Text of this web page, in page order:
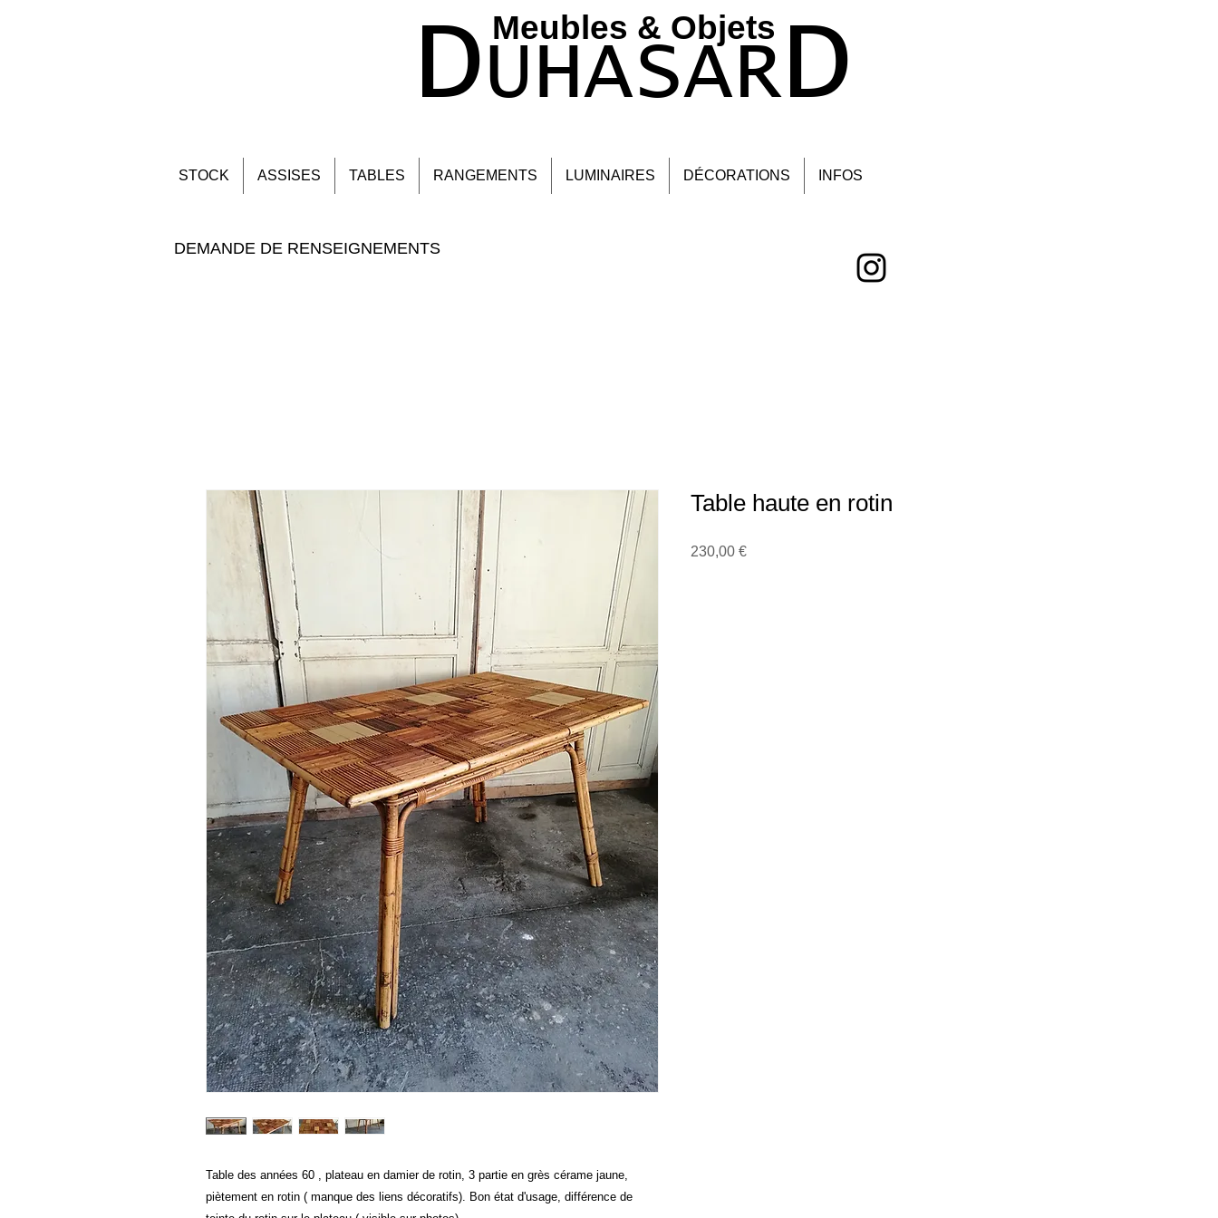
Meubles & Objets ​
DUHASARD
STOCK ASSISES TABLES RANGEMENTS LUMINAIRES DÉCORATIONS INFOS
DEMANDE DE RENSEIGNEMENTS
Table des années 60 , plateau en damier de rotin, 3 partie en grès cérame jaune,
piètement en rotin ( manque des liens décoratifs). Bon état d'usage, différence de
Table haute en rotin
230,00 €Prix